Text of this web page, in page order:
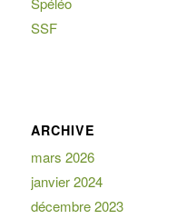
SSF
ARCHIVE
mars 2026
janvier 2024
décembre 2023